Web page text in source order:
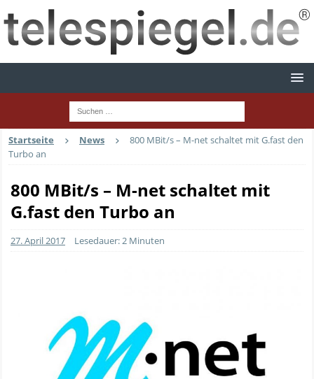
Startseite News
800 MBit/s – M-net schaltet mit G.fast den
Turbo an
800 MBit/s – M-net schaltet mit
G.fast den Turbo an
27. April 2017 Lesedauer: 2 Minuten